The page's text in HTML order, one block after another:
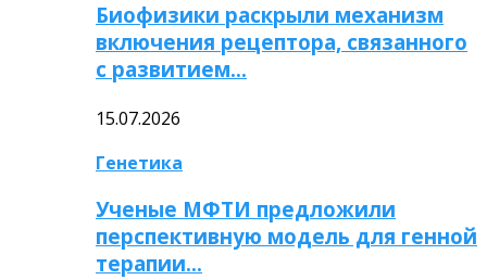
Биофизики раскрыли механизм
включения рецептора, связанного
с развитием…
15.07.2026
Генетика
Ученые МФТИ предложили
перспективную модель для генной
терапии…